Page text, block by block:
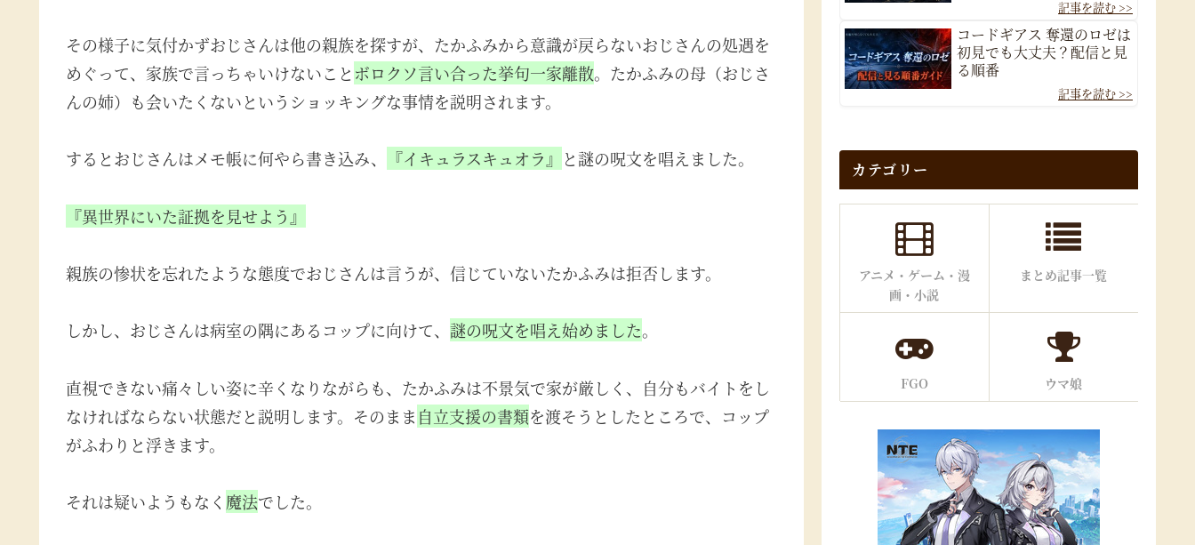
その様子に気付かずおじさんは他の親族を探すが、たかふみから意識が戻らないおじさんの処遇を
めぐって、家族で言っちゃいけないこと ボロクソ言い合った挙句一家離散。たかふみの母（おじさ
んの姉）も会いたくないというショッキングな事情を説明されます。
するとおじさんはメモ帳に何やら書き込み、 『イキュラスキュオラ』 と謎の呪文を唱えました。
『異世界にいた証拠を見せよう』
親族の惨状を忘れたような態度でおじさんは言うが、信じていないたかふみは拒否します。
しかし、おじさんは病室の隅にあるコップに向けて、 謎の呪文を唱え始めました。
直視できない痛々しい姿に辛くなりながらも、たかふみは不景気で家が厳しく、自分もバイトをし
なければならない状態だと説明します。そのまま 自立支援の書類を渡そうとしたところで、コップ
がふわりと浮きます。
それは疑いようもなく 魔法でした。
コードギアス 奪還のロゼは
初見でも大丈夫？配信と見
る順番
カテゴリー
アニメ・ゲーム・漫
画・小説
まとめ記事一覧
FGO ウマ娘